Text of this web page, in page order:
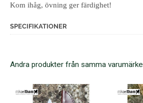
Kom ihåg, övning ger färdighet!
SPECIFIKATIONER
Andra produkter från samma varumärke